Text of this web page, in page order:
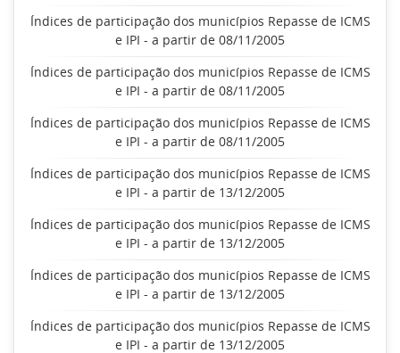
Índices de participação dos municípios Repasse de ICMS
e IPI - a partir de 08/11/2005
Índices de participação dos municípios Repasse de ICMS
e IPI - a partir de 08/11/2005
Índices de participação dos municípios Repasse de ICMS
e IPI - a partir de 08/11/2005
Índices de participação dos municípios Repasse de ICMS
e IPI - a partir de 13/12/2005
Índices de participação dos municípios Repasse de ICMS
e IPI - a partir de 13/12/2005
Índices de participação dos municípios Repasse de ICMS
e IPI - a partir de 13/12/2005
Índices de participação dos municípios Repasse de ICMS
e IPI - a partir de 13/12/2005